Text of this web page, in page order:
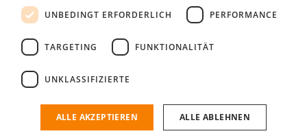
Angemeldet bleiben
Passwort vergessen?
Kostenloses Unternehmensprofil
Wenn Sie sich registriert haben, können Sie ein Unternehmensprofil
passenden Mitarbeiter zu finden.
UNBEDINGT ERFORDERLICH PERFORMANCE
TARGETING FUNKTIONALITÄT
UNKLASSIFIZIERTE
ALLE AKZEPTIEREN ALLE ABLEHNEN